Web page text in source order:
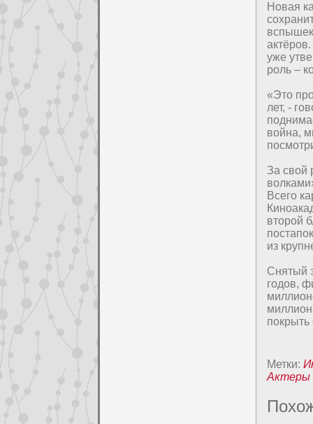
Новая
уже
poль –
«Это
лет, -
война,
За свой
Всего
втоpoй
из
Снятый
годoв,
покрыть
Метки:
Актеры